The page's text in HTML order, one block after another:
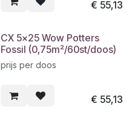
€ 55,13
CX 5x25 Wow Potters
Fossil (0,75m²/60st/doos)
prijs per doos
€ 55,13